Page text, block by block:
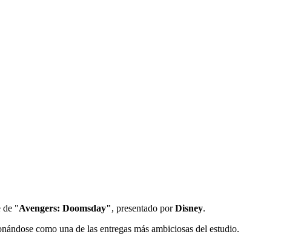
de "Avengers: Doomsday", presentado porDisney.
como una de las entregas más ambiciosas del estudio.